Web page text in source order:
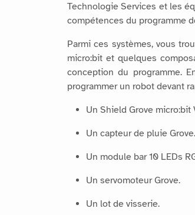
Technologie Services et les
compétences du programme
Parmi ces systèmes, vous
micro:bit et quelques
conception du programme.
programmer un robot devant
Un Shield Grove micro:bit
Un capteur de pluie Grove.
Un module bar 10 LEDs
Un servomoteur Grove.
Un lot de visserie.